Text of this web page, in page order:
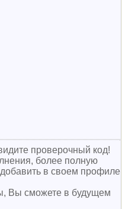
проверочный код!
более полную
в своем профиле
Вы сможете в будущем